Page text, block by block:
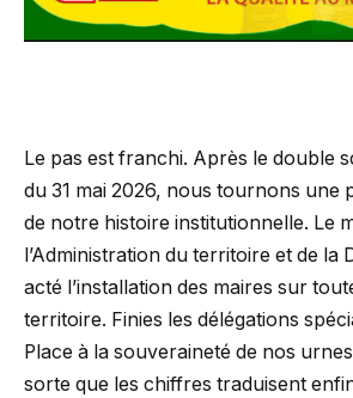
Le pas est franchi. Après le double
du 31 mai 2026, nous tournons une
de notre histoire institutionnelle. Le
l’Administration du territoire et de la
acté l’installation des maires sur
territoire. Finies les délégations
Place à la souveraineté de nos
sorte que les chiffres traduisent